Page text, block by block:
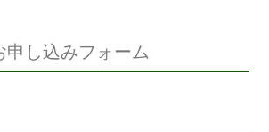
申し込みフォーム